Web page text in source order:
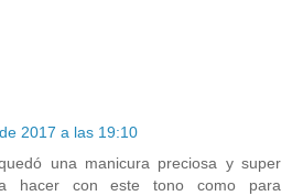
2017 a las 19:10
una manicura preciosa y super
hacer con este tono como para